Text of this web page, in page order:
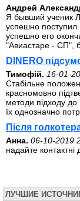
Андрей
Я бывший ученик
успешно поступил
успешно его
"Авиастаре - СП",
DINERO
Тимофій. 16-01-
Стабільне
красномовно
методи підходу до
їх однозначно
Після
Анна. 06-10-2019
надайте контактні
ЛУЧШИЕ